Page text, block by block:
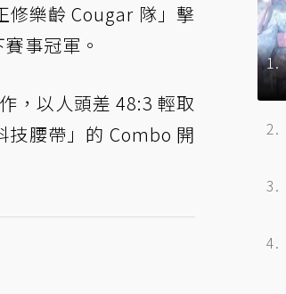
修樂齡 Cougar 隊」擊
事冠軍。
，以人頭差 48:3 輕取
腰帶」的 Combo 開